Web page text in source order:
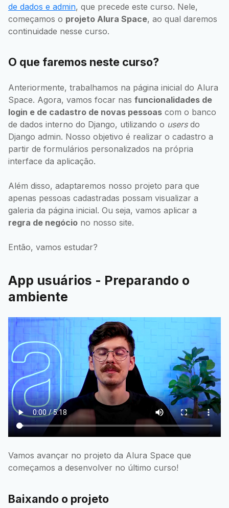
de dados e admin, que precede este curso. Nele,
começamos o projeto Alura Space, ao qual daremos
continuidade nesse curso.
O que faremos neste curso?
Anteriormente, trabalhamos na página inicial do Alura
Space. Agora, vamos focar nas funcionalidades de
login e de cadastro de novas pessoas com o banco
de dados interno do Django, utilizando o usersdo
Django admin. Nosso objetivo é realizar o cadastro a
partir de formulários personalizados na própria
interface da aplicação.
Além disso, adaptaremos nosso projeto para que
apenas pessoas cadastradas possam visualizar a
galeria da página inicial. Ou seja, vamos aplicar a
regra de negócio no nosso site.
Então, vamos estudar?
App usuários - Preparando o
ambiente
Vamos avançar no projeto da Alura Space que
começamos a desenvolver no último curso!
Baixando o projeto